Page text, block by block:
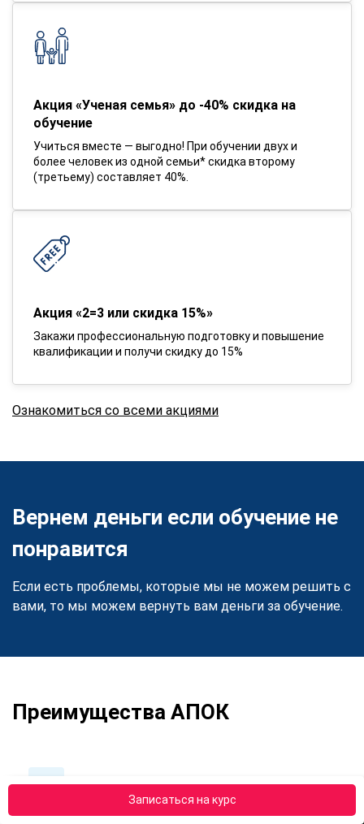
Записаться на курс
Акция «Ученая семья» до -40% скидка на
обучение
Учиться вместе — выгодно! При обучении двух и
более человек из одной семьи* скидка второму
(третьему) составляет 40%.
Акция «2=3 или скидка 15%»
Закажи профессиональную подготовку и повышение
квалификации и получи скидку до 15%
Ознакомиться со всеми акциями
Вернем деньги если обучение не
понравится
Если есть проблемы, которые мы не можем решить с
вами, то мы можем вернуть вам деньги за обучение.
Преимущества АПОК